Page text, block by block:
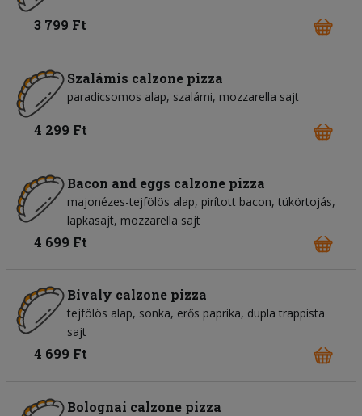
3 799 Ft
Szalámis calzone pizza
paradicsomos alap szalámi mozzarella sajt
4 299 Ft
Bacon and eggs calzone pizza
majonézes-tejfölös alap pirított bacon tükörtojás
lapkasajt mozzarella sajt
4 699 Ft
Bivaly calzone pizza
tejfölös alap sonka erős paprika dupla trappista
sajt
4 699 Ft
Bolognai calzone pizza